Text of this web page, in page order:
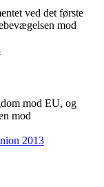
ved det første
mod
mod EU, og
mod